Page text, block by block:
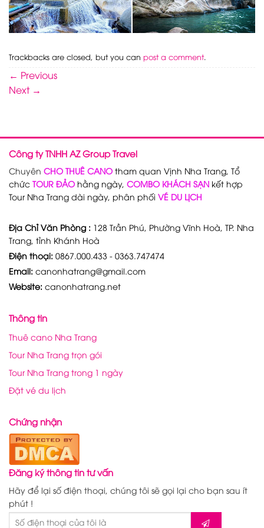
Trackbacks are closed, but you can post a comment.
← Previous
Next →
Công ty TNHH AZ Group Travel
Chuyên CHO THUÊ CANO tham quan Vịnh Nha Trang, Tổ
chức TOUR ĐẢO hằng ngày, COMBO KHÁCH SẠN kết hợp
Tour Nha Trang dài ngày, phân phối VÉ DU LỊCH
Địa Chỉ Văn Phòng : 128 Trần Phú, Phường Vĩnh Hoà, TP. Nha
Trang, tỉnh Khánh Hoà
Điện thoại: 0867.000.433 - 0363.747474
Email: canonhatrang@gmail.com
Website: canonhatrang.net
Thông tin
Thuê cano Nha Trang
Tour Nha Trang trọn gói
Tour Nha Trang trong 1 ngày
Đặt vé du lịch
Chứng nhận
Đăng ký thông tin tư vấn
Hãy để lại số điện thoại, chúng tôi sẽ gọi lại cho bạn sau ít
phút !